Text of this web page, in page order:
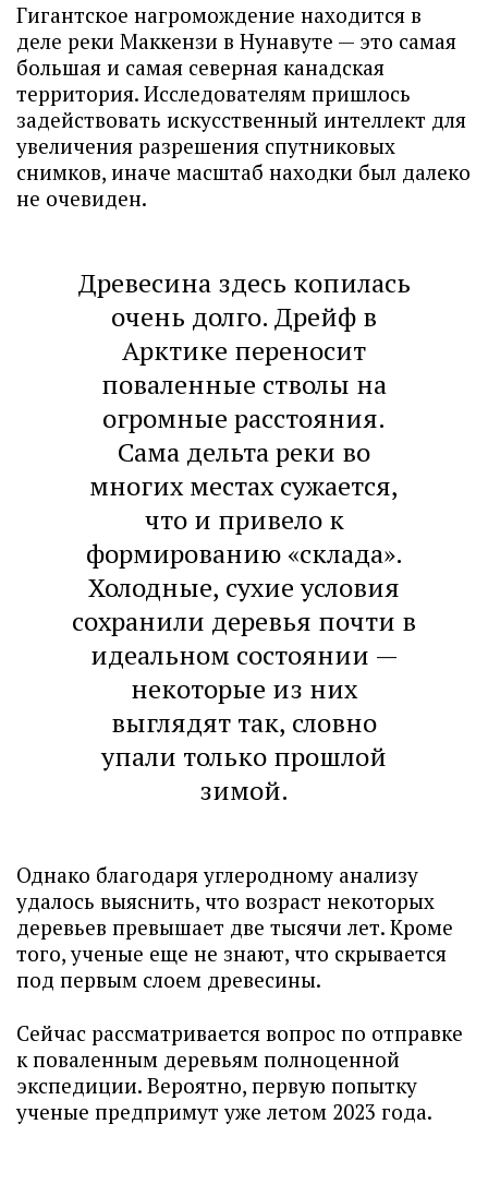
Гигантское нагромождение находится в
деле реки Маккензи в Нунавуте — это самая
большая и самая северная канадская
территория. Исследователям пришлось
задействовать искусственный интеллект для
увеличения разрешения спутниковых
снимков, иначе масштаб находки был далеко
не очевиден.
Древесина здесь копилась
очень долго. Дрейф в
Арктике переносит
поваленные стволы на
огромные расстояния.
Сама дельта реки во
многих местах сужается,
что и привело к
формированию «склада».
Холодные, сухие условия
сохранили деревья почти в
идеальном состоянии —
некоторые из них
выглядят так, словно
упали только прошлой
зимой.
Однако благодаря углеродному анализу
удалось выяснить, что возраст некоторых
деревьев превышает две тысячи лет. Кроме
того, ученые еще не знают, что скрывается
под первым слоем древесины.
Сейчас рассматривается вопрос по отправке
к поваленным деревьям полноценной
экспедиции. Вероятно, первую попытку
ученые предпримут уже летом 2023 года.